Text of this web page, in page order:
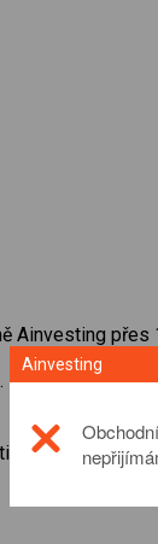
Ainvesting přes
. Získejte přístup
produktu
Ainvesting